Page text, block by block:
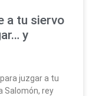
a tu siervo
y
juzgar a tu
Salomón, rey